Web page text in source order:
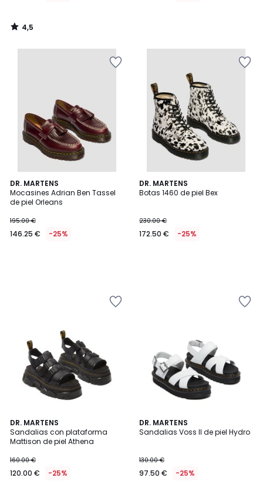
4,5
/
DR. MARTENS
Mocasines Adrian Ben Tassel
de piel Orleans
195.00 €
146.25 € -25%
DR. MARTENS
Botas 1460 de piel Bex
230.00 €
172.50 € -25%
DR. MARTENS
Sandalias con plataforma
Mattison de piel Athena
160.00 €
120.00 € -25%
DR. MARTENS
Sandalias Voss II de piel Hydro
130.00 €
97.50 € -25%
5
/